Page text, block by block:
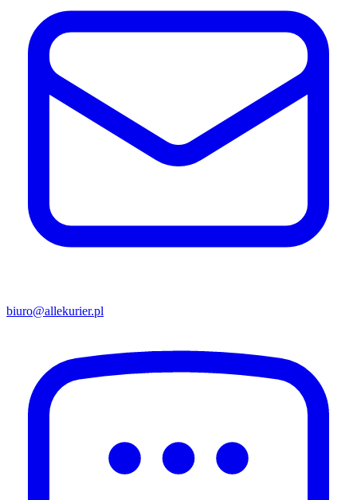
biuro@allekurier.pl